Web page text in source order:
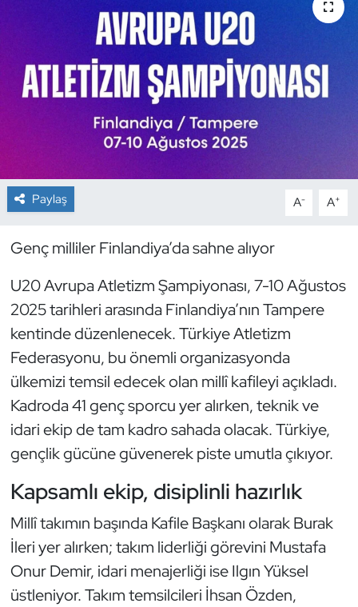
Paylaş A- A+
Genç milliler Finlandiya’da sahne alıyor
U20 Avrupa Atletizm Şampiyonası, 7-10 Ağustos
2025 tarihleri arasında Finlandiya’nın Tampere
kentinde düzenlenecek. Türkiye Atletizm
Federasyonu, bu önemli organizasyonda
ülkemizi temsil edecek olan millî kafileyi açıkladı.
Kadroda 41 genç sporcu yer alırken, teknik ve
idari ekip de tam kadro sahada olacak. Türkiye,
gençlik gücüne güvenerek piste umutla çıkıyor.
Kapsamlı ekip, disiplinli hazırlık
Millî takımın başında Kafile Başkanı olarak Burak
İleri yer alırken; takım liderliği görevini Mustafa
Onur Demir, idari menajerliği ise Ilgın Yüksel
üstleniyor. Takım temsilcileri İhsan Özden,
Buz Pateni
Çim Hokeyi
Cimnastik
Dağcılık
E-Spor
Futbol
Futsal
Güreş
Halter